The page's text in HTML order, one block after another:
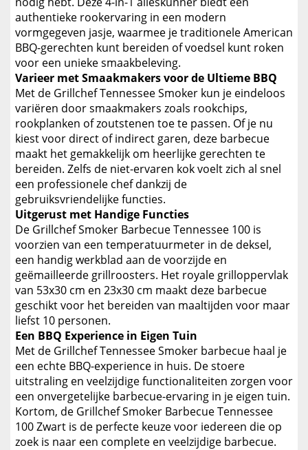
authentieke rookervaring in een modern
vormgegeven jasje, waarmee je traditionele American
BBQ-gerechten kunt bereiden of voedsel kunt roken
voor een unieke smaakbeleving.
Varieer met Smaakmakers voor de Ultieme BBQ
Met de Grillchef Tennessee Smoker kun je eindeloos
variëren door smaakmakers zoals rookchips,
rookplanken of zoutstenen toe te passen. Of je nu
kiest voor direct of indirect garen, deze barbecue
maakt het gemakkelijk om heerlijke gerechten te
bereiden. Zelfs de niet-ervaren kok voelt zich al snel
een professionele chef dankzij de
gebruiksvriendelijke functies.
Uitgerust met Handige Functies
De Grillchef Smoker Barbecue Tennessee 100 is
voorzien van een temperatuurmeter in de deksel,
een handig werkblad aan de voorzijde en
geëmailleerde grillroosters. Het royale grilloppervlak
van 53x30 cm en 23x30 cm maakt deze barbecue
geschikt voor het bereiden van maaltijden voor maar
liefst 10 personen.
Een BBQ Experience in Eigen Tuin
Met de Grillchef Tennessee Smoker barbecue haal je
een echte BBQ-experience in huis. De stoere
uitstraling en veelzijdige functionaliteiten zorgen voor
een onvergetelijke barbecue-ervaring in je eigen tuin.
Kortom, de Grillchef Smoker Barbecue Tennessee
100 Zwart is de perfecte keuze voor iedereen die op
zoek is naar een complete en veelzijdige barbecue.